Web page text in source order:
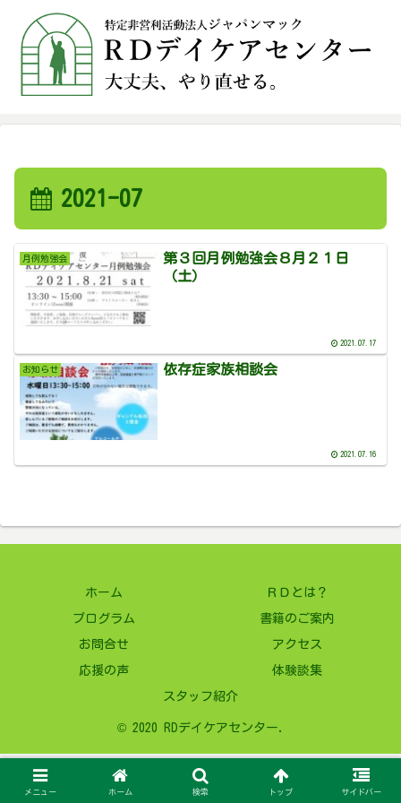
2021-07
月例勉強会
第３回月例勉強会８月２１日
（土）
2021.07.17
お知らせ 依存症家族相談会
2021.07.16
ホーム ＲＤとは？
プログラム 書籍のご案内
お問合せ アクセス
応援の声 体験談集
スタッフ紹介
© 2020 RDデイケアセンター.
メニュー ホーム 検索 トップ サイドバー